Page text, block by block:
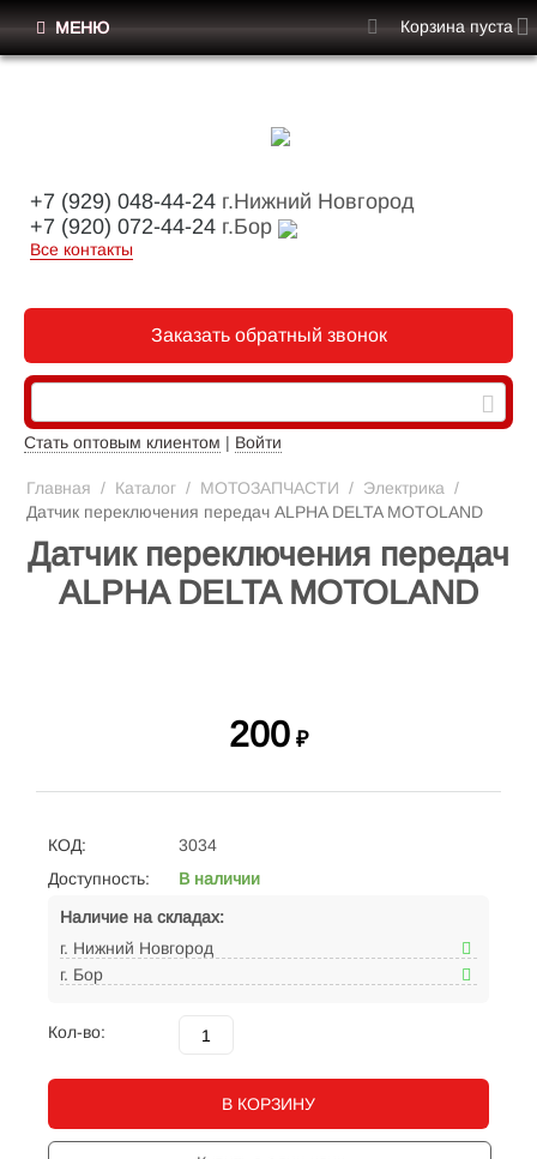
+7 (929) 048-44-24 г.Нижний Новгород
+7 (920) 072-44-24 г.Бор
Все контакты
Заказать обратный звонок
Стать оптовым клиентом | Войти
МЕНЮ Корзина пуста
Главная / Каталог / МОТОЗАПЧАСТИ / Электрика /
Датчик переключения передач ALPHA DELTA MOTOLAND
Датчик переключения передач
ALPHA DELTA MOTOLAND
200 ₽
КОД:
3034
Доступность:
В наличии
Наличие на складах:
г. Нижний Новгород
г. Бор
Кол-во:
В КОРЗИНУ